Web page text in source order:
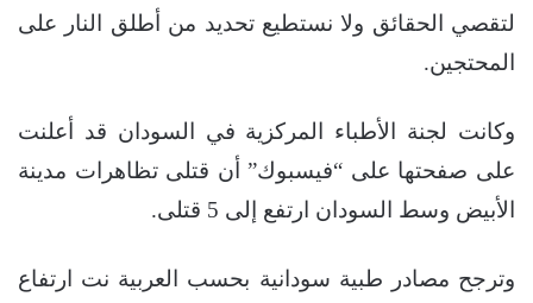
لتقصي الحقائق ولا نستطيع تحديد من أطلق النار على
المحتجين.
وكانت لجنة الأطباء المركزية في السودان قد أعلنت
على صفحتها على “فيسبوك” أن قتلى تظاهرات مدينة
الأبيض وسط السودان ارتفع إلى 5 قتلى.
وترجح مصادر طبية سودانية بحسب العربية نت ارتفاع